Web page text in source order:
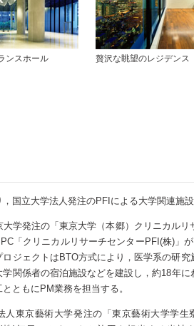
ンスホール 贅沢な眺望のレジデンス
国立大学法人発注のPFIによる大学関連施
大学発注の「東京大学（本郷）クリニカル
「クリニカルリサーチセンターPFI(株)」
ロジェクトはBTO方式により，医学系の研
関係者の宿泊施設などを建設し，約18年
ともにPM業務を担当する。
人東京藝術大学発注の「東京藝術大学学生